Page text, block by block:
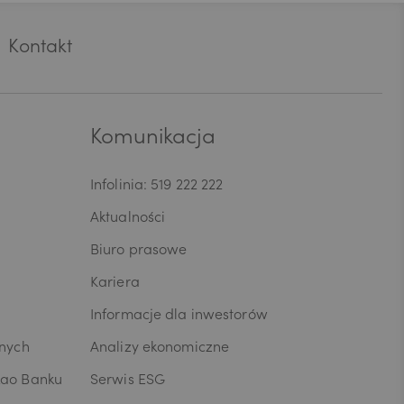
kopię
umowy lub
lub z
skargi
o
jest
oraz
Kontakt
Banku
Komunikacja
Infolinia: 519 222 222
Aktualności
Biuro prasowe
Kariera
Informacje dla inwestorów
Analizy ekonomiczne
Serwis ESG